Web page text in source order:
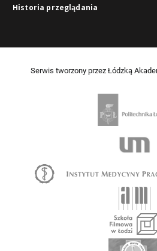
Historia przeglądania
Serwis tworzony przez Łódzką